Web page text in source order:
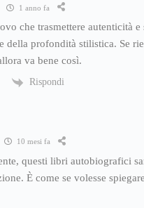
1 anno fa
che trasmettere autenticità e
della profondità stilistica. Se
va bene così.
Rispondi
10 mesi fa
questi libri autobiografici
È come se volesse